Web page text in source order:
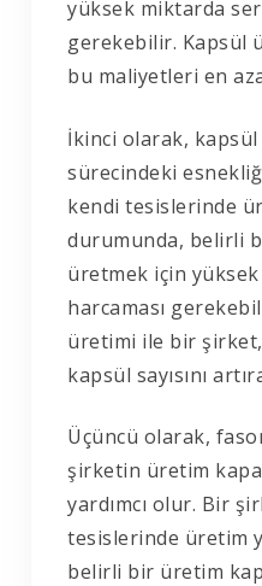
yüksek miktarda
gerekebilir. Kapsül
bu maliyetleri en
İkinci olarak,
sürecindeki
kendi tesislerinde
durumunda, belirli
üretmek için
harcaması
üretimi ile bir
kapsül sayısını
Üçüncü olarak,
şirketin üretim
yardımcı olur. Bir
tesislerinde üretim
belirli bir üretim